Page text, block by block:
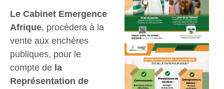
Le Cabinet Emergence
Afrique, procèdera à la
vente aux enchères
publiques, pour le
compte de la
Représentation de